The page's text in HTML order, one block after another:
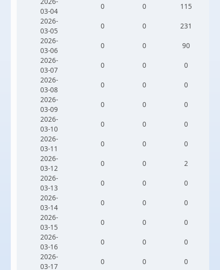
03-04
0 0
115
2026-
03-05
0 0
231
2026-
03-06
0 0
90
2026-
03-07
0 0
0
2026-
03-08
0 0
0
2026-
03-09
0 0
0
2026-
03-10
0 0
0
2026-
03-11
0 0
0
2026-
03-12
0 0
2
2026-
03-13
0 0
0
2026-
03-14
0 0
0
2026-
03-15
0 0
0
2026-
03-16
0 0
0
2026-
03-17
0 0
0